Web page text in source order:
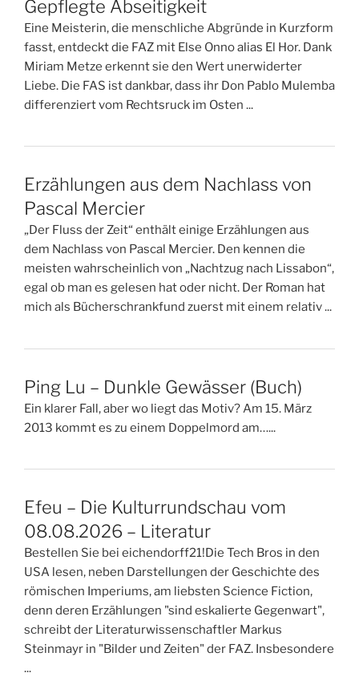
Gepflegte Abseitigkeit
Eine Meisterin, die menschliche Abgründe in Kurzform
fasst, entdeckt die FAZ mit Else Onno alias El Hor. Dank
Miriam Metze erkennt sie den Wert unerwiderter
Liebe. Die FAS ist dankbar, dass ihr Don Pablo Mulemba
differenziert vom Rechtsruck im Osten ...
Erzählungen aus dem Nachlass von
Pascal Mercier
„Der Fluss der Zeit“ enthält einige Erzählungen aus
dem Nachlass von Pascal Mercier. Den kennen die
meisten wahrscheinlich von „Nachtzug nach Lissabon“,
egal ob man es gelesen hat oder nicht. Der Roman hat
mich als Bücherschrankfund zuerst mit einem relativ ...
Ping Lu – Dunkle Gewässer (Buch)
Ein klarer Fall, aber wo liegt das Motiv? Am 15. März
2013 kommt es zu einem Doppelmord am…...
Efeu – Die Kulturrundschau vom
08.08.2026 – Literatur
Bestellen Sie bei eichendorff21!Die Tech Bros in den
USA lesen, neben Darstellungen der Geschichte des
römischen Imperiums, am liebsten Science Fiction,
denn deren Erzählungen "sind eskalierte Gegenwart",
schreibt der Literaturwissenschaftler Markus
Steinmayr in "Bilder und Zeiten" der FAZ. Insbesondere
...